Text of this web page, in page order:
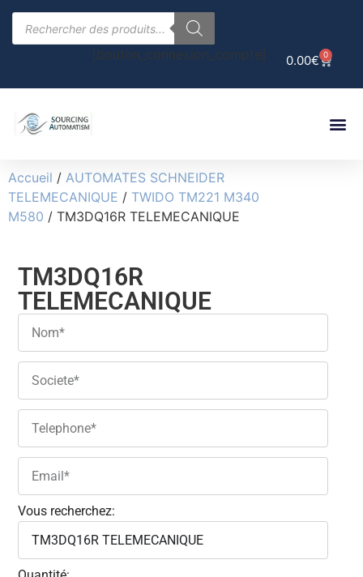
0.00€ 0
[bouton_connexion_compte]
Accueil / AUTOMATES SCHNEIDER
TELEMECANIQUE / TWIDO TM221 M340
M580 / TM3DQ16R TELEMECANIQUE
TM3DQ16R
TELEMECANIQUE
Vous recherchez: